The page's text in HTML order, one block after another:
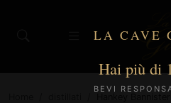
LA CAVE
Hai più di
BEVI